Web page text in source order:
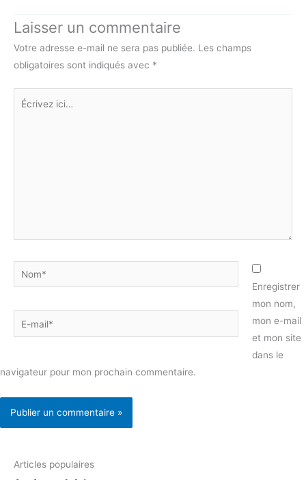
Laisser un commentaire
Votre adresse e-mail ne sera pas publiée. Les champs
obligatoires sont indiqués avec *
Écrivez
Nom*
E-
mail*
Enregistrer
mon nom,
mon e-mail
et mon site
dans le
navigateur pour mon prochain commentaire.
Articles populaires